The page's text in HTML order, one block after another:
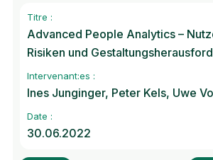
Titre :
Advanced People Analytics –
Risiken und
Intervenant:es :
Ines Junginger, Peter Kels, Uwe
Date :
30.06.2022